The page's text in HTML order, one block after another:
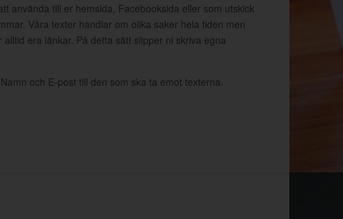
använda till er hemsida, Facebooksida eller som utskick
Våra texter handlar om olika saker hela tiden men
alltid era länkar. På detta sätt slipper ni skriva egna
och E-post till den som ska ta emot texterna.